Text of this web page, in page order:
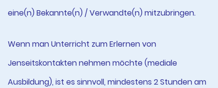
eine(n) Bekannte(n) / Verwandte(n) mitzubringen.
Wenn man Unterricht zum Erlernen von
Jenseitskontakten nehmen möchte (mediale
Ausbildung), ist es sinnvoll, mindestens 2 Stunden am